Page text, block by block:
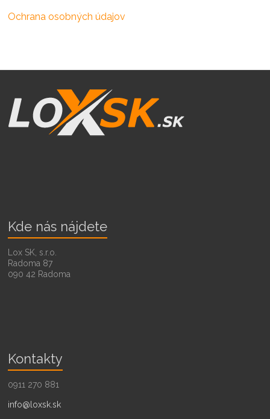
Ochrana osobných údajov
Kde nás nájdete
Lox SK, s.r.o.
Radoma 87
090 42 Radoma
Kontakty
0911 270 881
info@loxsk.sk